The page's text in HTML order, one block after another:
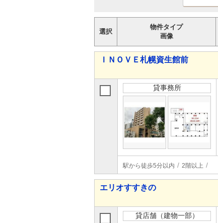
選択
物件タイプ
画像
ＩＮＯＶＥ札幌資生館前
貸事務所
駅から徒歩5分以内 2階以上
エリオすすきの
貸店舗（建物一部）